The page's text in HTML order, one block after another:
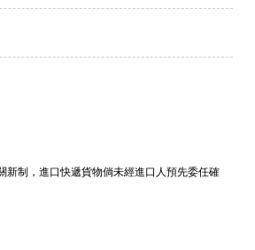
制，進口快遞貨物倘未經進口人預先委任確